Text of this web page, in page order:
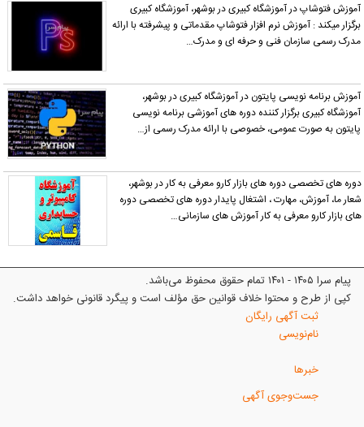
آموزش فتوشاپ در آموزشگاه کبیری در بوشهر، آموزشگاه کبیری
برگزار میکند : آموزش نرم افزار فتوشاپ مقدماتی و پیشرفته با ارائه
مدرک رسمی سازمان فنی و حرفه ای و مدرک…
آموزش برنامه نویسی پایتون در آموزشگاه کبیری در بوشهر،
آموزشگاه کبیری برگزار کننده دوره های آموزشی برنامه نویسی
پایتون به صورت عمومی، خصوصی با ارائه مدرک رسمی از…
دوره های تخصصی دوره های بازار کارو معرفی به کار در بوشهر،
شعار ما، آموزش، مهارت ، اشتغال پایدار دوره های تخصصی دوره
های بازار کارو معرفی به کار آموزش های سازمانی…
پیام سرا ۱۴۰۵ - ۱۴۰۱ تمام حقوق محفوظ می‌باشد.
کپی از طرح و محتوا خلاف قوانین حق مؤلف است و پیگرد قانونی خواهد داشت.
ثبت آگهی رایگان
نام‌نویسی
خبرها
جست‌وجوی آگهی